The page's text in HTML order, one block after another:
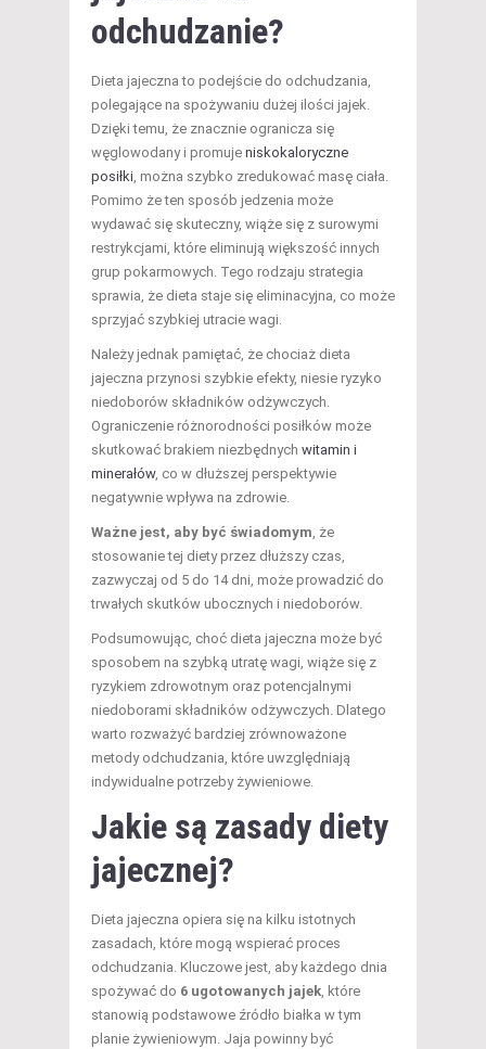
odchudzanie?
Dieta jajeczna to podejście do odchudzania,
polegające na spożywaniu dużej ilości jajek.
Dzięki temu, że znacznie ogranicza się
węglowodany i promuje niskokaloryczne
posiłki, można szybko zredukować masę ciała.
Pomimo że ten sposób jedzenia może
wydawać się skuteczny, wiąże się z surowymi
restrykcjami, które eliminują większość innych
grup pokarmowych. Tego rodzaju strategia
sprawia, że dieta staje się eliminacyjna, co może
sprzyjać szybkiej utracie wagi.
Należy jednak pamiętać, że chociaż dieta
jajeczna przynosi szybkie efekty, niesie ryzyko
niedoborów składników odżywczych.
Ograniczenie różnorodności posiłków może
skutkować brakiem niezbędnych witamin i
minerałów, co w dłuższej perspektywie
negatywnie wpływa na zdrowie.
Ważne jest, aby być świadomym, że
stosowanie tej diety przez dłuższy czas,
zazwyczaj od 5 do 14 dni, może prowadzić do
trwałych skutków ubocznych i niedoborów.
Podsumowując, choć dieta jajeczna może być
sposobem na szybką utratę wagi, wiąże się z
ryzykiem zdrowotnym oraz potencjalnymi
niedoborami składników odżywczych. Dlatego
warto rozważyć bardziej zrównoważone
metody odchudzania, które uwzględniają
indywidualne potrzeby żywieniowe.
Jakie są zasady diety
jajecznej?
Dieta jajeczna opiera się na kilku istotnych
zasadach, które mogą wspierać proces
odchudzania. Kluczowe jest, aby każdego dnia
spożywać do 6 ugotowanych jajek, które
stanowią podstawowe źródło białka w tym
planie żywieniowym. Jaja powinny być